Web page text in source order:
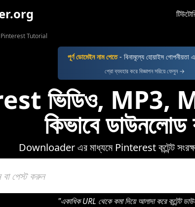
Pinterest Tutorial
পূর্ণ ডোমেইন নাম পেতে- বিনামূল্যে হোয়াইস গোপনীয়তা
প্রো ব্যবহার করে বিজ্ঞাপন সরিয়ে ফেলুন →
ভিডিও, MP3,
কিভাবে ডাউনলোড
Downloader এর মাধ্যমে Pinterest কন্টেন্ট
"একাধিক URL থেকে কমা দিয়ে আলাদা করে কন্টেন্ট